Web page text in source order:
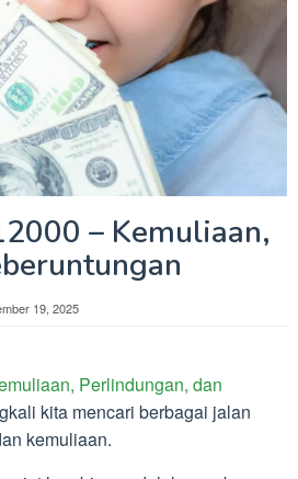
– Kemuliaan,
19, 2025
Perlindungan, dan
kita mencari berbagai jalan
kemuliaan.